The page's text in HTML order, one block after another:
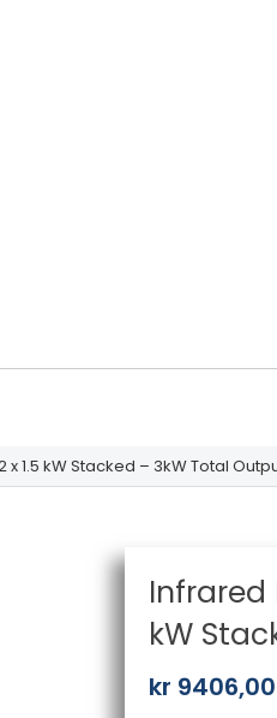
1.5 kW Stacked – 3kW Total
Infrared
kW
kr 9406,00